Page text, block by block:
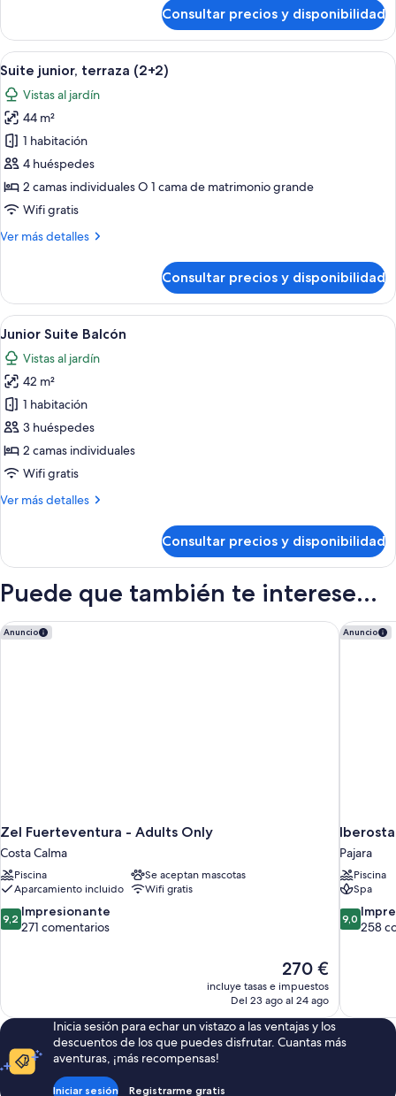
junior,
terraza
(2+1)
Consultar precios y disponibilidad
Abrir
todas
las
fotos
de
Suite
junior,
terraza
Un patio al aire libre con dos sillas
9
Suite junior, terraza (2+2)
Vistas al jardín
44 m²
1 habitación
4 huéspedes
2 camas individuales O 1 cama de matrimonio grande
Wifi gratis
Ver más detalles
Más
junior,
terraza
(2+2)
Consultar precios y disponibilidad
Abrir
todas
las
fotos
de
Junior
Suite
Balcón
Una habitación de hotel con una
6
Junior Suite Balcón
Vistas al jardín
42 m²
1 habitación
3 huéspedes
2 camas individuales
Wifi gratis
Ver más detalles
Más
Suite
Consultar precios y disponibilidad
Puede que también te interese...
Anuncio
Zel Fuerteventura - Adults Only
Costa Calma
Piscina
Se aceptan mascotas
Aparcamiento incluido
Wifi gratis
9.2
sobre
9,2 Impresionante
271 comentarios
El
precio
actual
de
270 €
270 €
incluye tasas e impuestos
Del 23 ago al 24 ago
Zel Fuerteventura - Adults Only Anuncio
Pajara
Piscina
Spa
9.0
sobre
9,0
258
Inicia sesión para echar un vistazo a las ventajas y los
descuentos de los que puedes disfrutar. Cuantas más
aventuras, ¡más recompensas!
Iniciar sesión Registrarme gratis